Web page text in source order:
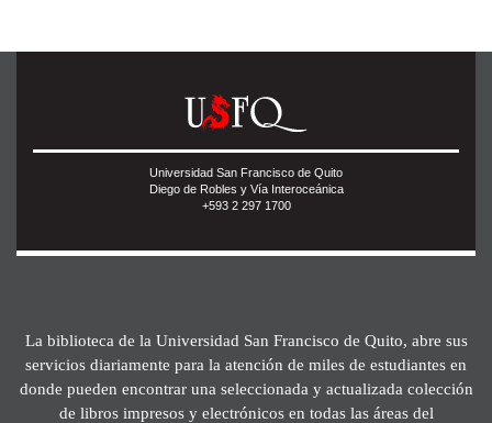
Universidad San Francisco de Quito
Diego de Robles y Vía Interoceánica
+593 2 297 1700
La biblioteca de la Universidad San Francisco de Quito, abre sus
servicios diariamente para la atención de miles de estudiantes en
donde pueden encontrar una seleccionada y actualizada colección
de libros impresos y electrónicos en todas las áreas del